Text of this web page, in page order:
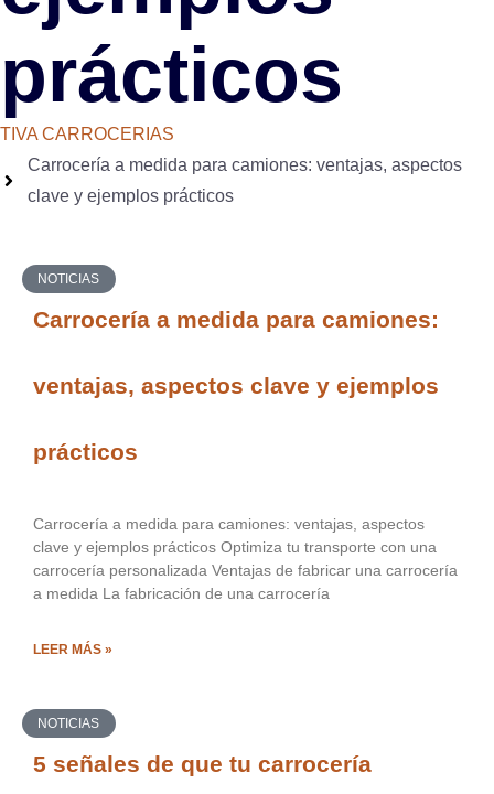
prácticos
TIVA CARROCERIAS
Carrocería a medida para camiones: ventajas, aspectos
clave y ejemplos prácticos
NOTICIAS
Carrocería a medida para camiones:
ventajas, aspectos clave y ejemplos
prácticos
Carrocería a medida para camiones: ventajas, aspectos
clave y ejemplos prácticos Optimiza tu transporte con una
carrocería personalizada Ventajas de fabricar una carrocería
a medida La fabricación de una carrocería
LEER MÁS »
NOTICIAS
5 señales de que tu carrocería